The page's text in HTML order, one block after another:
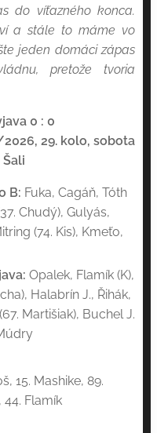
do víťazného konca.
a stále to máme vo
jeden domáci zápas
pretože tvoria
0 : 0
29. kolo, sobota
Šali
B: Fuka, Cagáň, Tóth
Chudý), Gulyás,
(74. Kis), Kmeťo,
Opalek, Flamík (K),
Halabrín J., Řihák,
Martišiak), Buchel J.
15. Mashike, 89.
44. Flamík